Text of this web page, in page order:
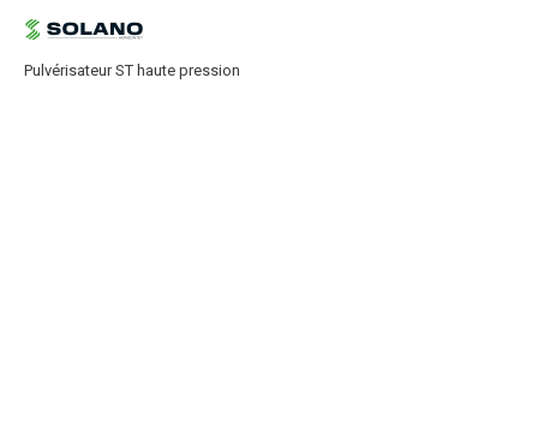
Pulvérisateur ST haute pression